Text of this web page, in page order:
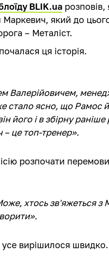
BLIK.ua розповів,
який до цього
– Металіст.
ця історія.
Валерійовичем,
стало ясно, що Рамос
його і в збірну
це топ-тренер».
розпочати
хтось зв'яжеться з
вирішилося швидко.